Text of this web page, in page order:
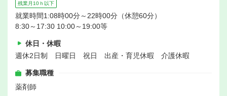
残業月10ｈ以下
就業時間1:08時00分～22時00分（休憩60分）
8:30～17:30 10:00～19:00等
休日・休暇
週休2日制 日曜日 祝日 出産・育児休暇 介護休暇
募集職種
薬剤師